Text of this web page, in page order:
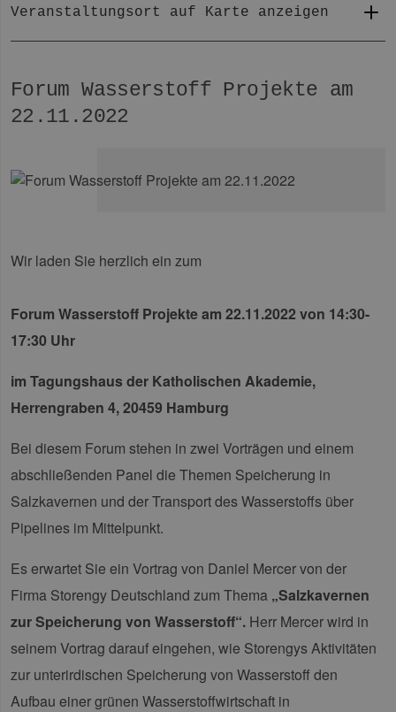
Veranstaltungsort auf Karte anzeigen
Forum Wasserstoff Projekte am
22.11.2022
Wir laden Sie herzlich ein zum
Forum Wasserstoff Projekte am 22.11.2022 von 14:30-
17:30 Uhr
im Tagungshaus der Katholischen Akademie,
Herrengraben 4, 20459 Hamburg
Bei diesem Forum stehen in zwei Vorträgen und einem
abschließenden Panel die Themen Speicherung in
Salzkavernen und der Transport des Wasserstoffs über
Pipelines im Mittelpunkt.
Es erwartet Sie ein Vortrag von Daniel Mercer von der
Firma Storengy Deutschland zum Thema „Salzkavernen
zur Speicherung von Wasserstoff“. Herr Mercer wird in
seinem Vortrag darauf eingehen, wie Storengys Aktivitäten
zur unterirdischen Speicherung von Wasserstoff den
Aufbau einer grünen Wasserstoffwirtschaft in